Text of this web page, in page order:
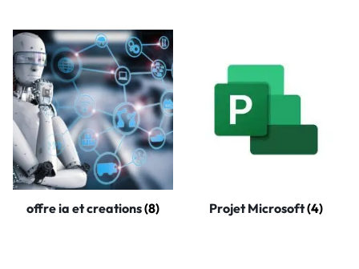
offre ia et creations(8) Projet Microsoft(4)